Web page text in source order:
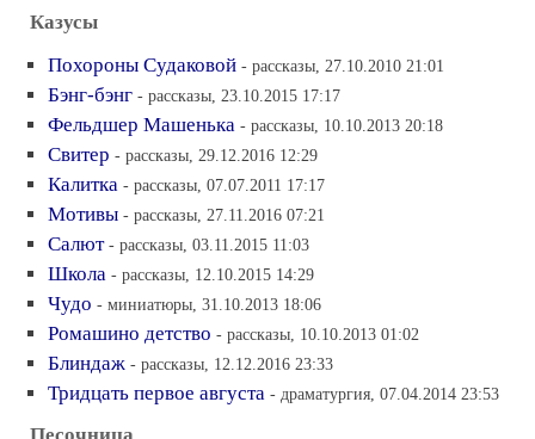
Казусы
Похороны Судаковой - рассказы, 27.10.2010 21:01
Бэнг-бэнг - рассказы, 23.10.2015 17:17
Фельдшер Машенька - рассказы, 10.10.2013 20:18
Свитер - рассказы, 29.12.2016 12:29
Калитка - рассказы, 07.07.2011 17:17
Мотивы - рассказы, 27.11.2016 07:21
Салют - рассказы, 03.11.2015 11:03
Школа - рассказы, 12.10.2015 14:29
Чудо - миниатюры, 31.10.2013 18:06
Ромашино детство - рассказы, 10.10.2013 01:02
Блиндаж - рассказы, 12.12.2016 23:33
Тридцать первое августа - драматургия, 07.04.2014 23:53